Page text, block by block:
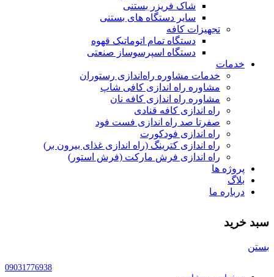
شاک فریزر بستنی
سایر دستگاه های بستنی
تجهیزات کافه
دستگاه تمام اتوماتیک قهوه
دستگاە اسپرسوساز صنعتی
خدمات
خدمات مشاوره راه‌اندازی رستوران
مشاوره راه اندازی کافی شاپ
مشاوره راه اندازی کافه نان
راه اندازی کافه قنادی
صفرتا صد راه اندازی فست فود
راه اندازی فودکورت
راه اندازی کترینگ (راه‌ اندازی غذای بیرون بر)
راه اندازی فرش مارکت (فرش استور)
پروژه ها
بلاگ
درباره ما
سبد خرید
بستن
09031776938